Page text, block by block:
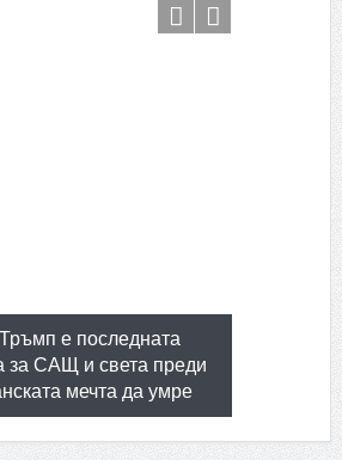
е последната
за САЩ и света преди
мечта да умре
обяви: